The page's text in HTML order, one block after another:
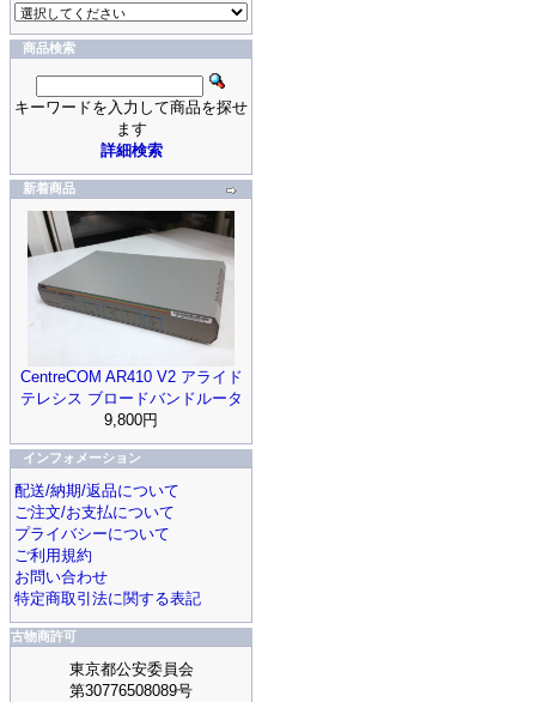
商品検索
キーワードを入力して商品を探せ
ます
詳細検索
新着商品
CentreCOM AR410 V2 アライド
テレシス ブロードバンドルータ
9,800円
インフォメーション
配送/納期/返品について
ご注文/お支払について
プライバシーについて
ご利用規約
お問い合わせ
特定商取引法に関する表記
古物商許可
東京都公安委員会
第30776508089号